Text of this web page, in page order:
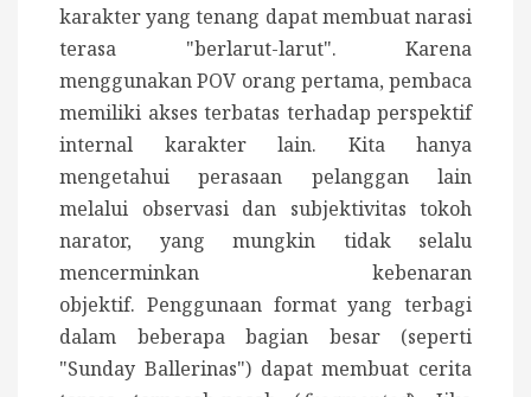
karakter yang tenang dapat membuat narasi
terasa "berlarut-larut". Karena
menggunakan POV orang pertama, pembaca
memiliki akses terbatas terhadap perspektif
internal karakter lain. Kita hanya
mengetahui perasaan pelanggan lain
melalui observasi dan subjektivitas tokoh
narator, yang mungkin tidak selalu
mencerminkan kebenaran
objektif. Penggunaan format yang terbagi
dalam beberapa bagian besar (seperti
"Sunday Ballerinas") dapat membuat cerita